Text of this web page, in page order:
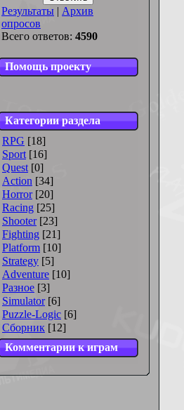
Результаты | Архив
опросов
Всего ответов: 4590
Помощь проекту
Категории раздела
RPG [18]
Sport [16]
Quest [0]
Action [34]
Horror [20]
Racing [25]
Shooter [23]
Fighting [21]
Platform [10]
Strategy [5]
Adventure [10]
Разное [3]
Simulator [6]
Puzzle-Logic [6]
Сборник [12]
Комментарии к играм